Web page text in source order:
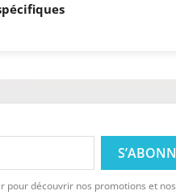
pour découvrir nos promotions et nos